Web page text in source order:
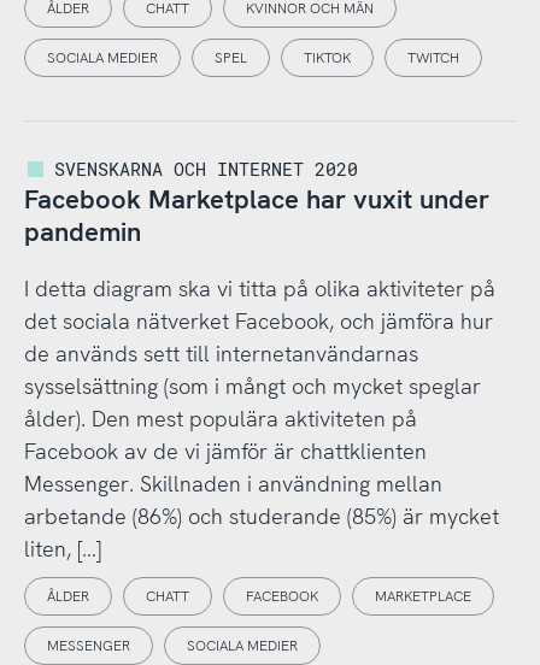
ÅLDER CHATT KVINNOR OCH MÄN
SOCIALA MEDIER SPEL TIKTOK TWITCH
SVENSKARNA OCH INTERNET 2020
Facebook Marketplace har vuxit under
pandemin
I detta diagram ska vi titta på olika aktiviteter på
det sociala nätverket Facebook, och jämföra hur
de används sett till internetanvändarnas
sysselsättning (som i mångt och mycket speglar
ålder). Den mest populära aktiviteten på
Facebook av de vi jämför är chattklienten
Messenger. Skillnaden i användning mellan
arbetande (86%) och studerande (85%) är mycket
liten, […]
ÅLDER CHATT FACEBOOK MARKETPLACE
MESSENGER SOCIALA MEDIER